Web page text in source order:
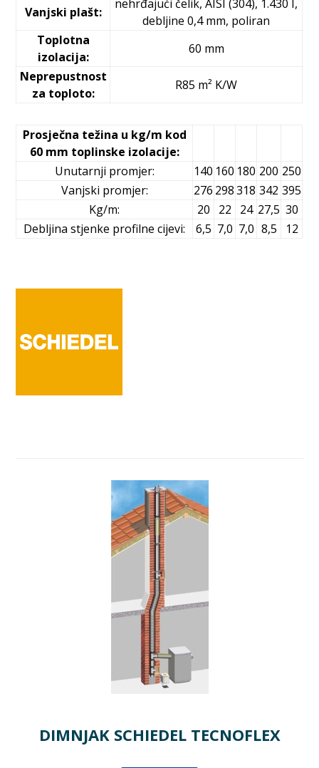
Vanjski plašt:
nehrđajući čelik, AISI (304), 1.430 I,
debljine 0,4 mm, poliran
Toplotna
izolacija:
60 mm
Neprepustnost
za toploto:
R85 m² K/W
Prosječna težina u kg/m kod
60 mm toplinske izolacije:
Unutarnji promjer:
140 160 180 200 250
Vanjski promjer:
276 298 318 342 395
Kg/m:
20 22 24 27,5 30
Debljina stjenke profilne cijevi:
6,5 7,0 7,0 8,5 12
DIMNJAK SCHIEDEL TECNOFLEX